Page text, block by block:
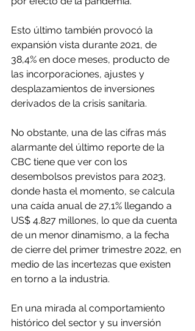
Esto último también provocó la
expansión vista durante 2021, de
38,4% en doce meses, producto de
las incorporaciones, ajustes y
desplazamientos de inversiones
derivados de la crisis sanitaria.
No obstante, una de las cifras más
alarmante del último reporte de la
CBC tiene que ver con los
desembolsos previstos para 2023,
donde hasta el momento, se calcula
una caída anual de 27,1% llegando a
US$ 4.827 millones, lo que da cuenta
de un menor dinamismo, a la fecha
de cierre del primer trimestre 2022, en
medio de las incertezas que existen
en torno a la industria.
En una mirada al comportamiento
histórico del sector y su inversión